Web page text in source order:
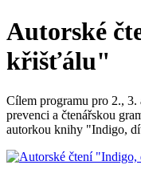
Autorské
křišťálu"
Cílem programu pro 2.,
prevenci a čtenářskou
autorkou knihy "Indigo,